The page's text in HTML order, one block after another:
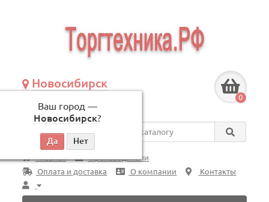
Новосибирск
Ваш город —
Новосибирск?
по будням, с 09:00 до 18:00
0
Везде
Главная
Производители
Оплата и доставка
О компании Контакты